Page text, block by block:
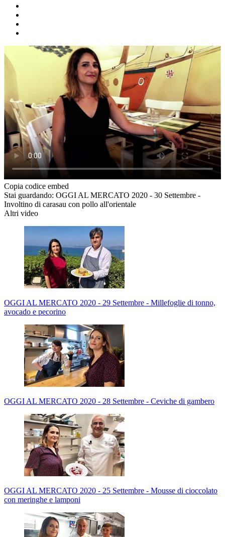
Copia codice embed
Stai guardando: OGGI AL MERCATO 2020 - 30 Settembre -
Involtino di carasau con pollo all'orientale
Altri video
OGGI AL MERCATO 2020 - 29 Settembre - Millefoglie di tonno,
avocado e pecorino
OGGI AL MERCATO 2020 - 28 Settembre - Ceviche di gambero
OGGI AL MERCATO 2020 - 25 Settembre - Mousse di cioccolato
con meringhe e lamponi